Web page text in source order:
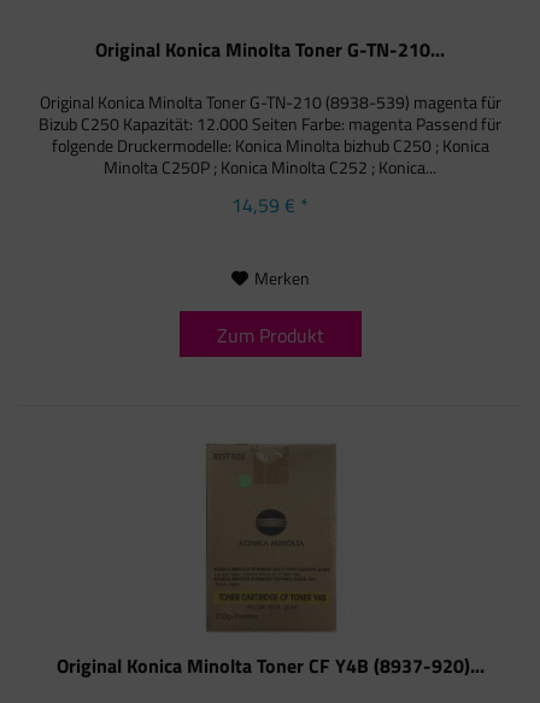
Original Konica Minolta Toner G-TN-210...
Original Konica Minolta Toner G-TN-210 (8938-539) magenta für
Bizub C250 Kapazität: 12.000 Seiten Farbe: magenta Passend für
folgende Druckermodelle: Konica Minolta bizhub C250 ; Konica
Minolta C250P ; Konica Minolta C252 ; Konica...
14,59 € *
Merken
Zum Produkt
Original Konica Minolta Toner CF Y4B (8937-920)...